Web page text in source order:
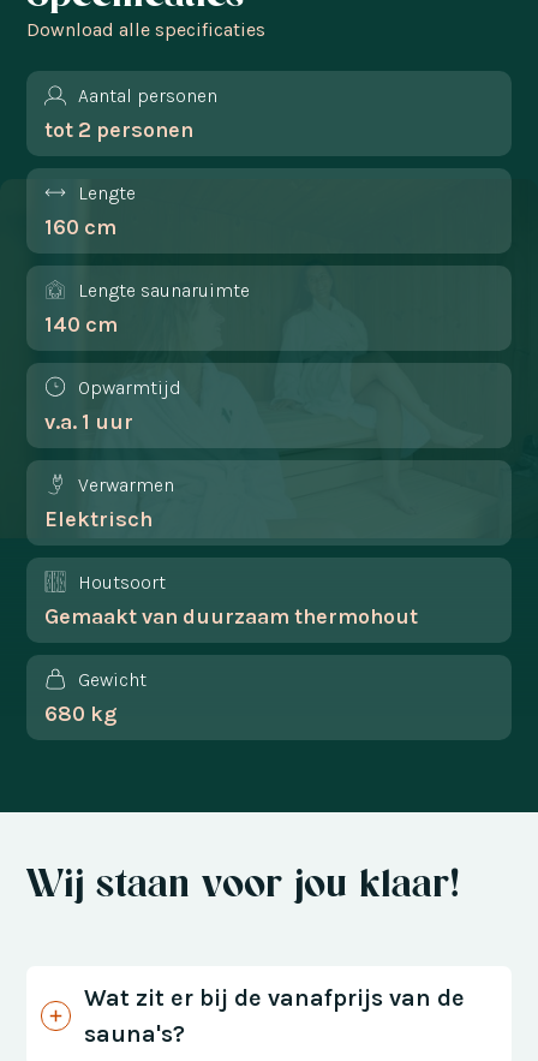
Download alle specificaties
Aantal personen
tot 2 personen
Lengte
160 cm
Lengte saunaruimte
140 cm
Opwarmtijd
v.a. 1 uur
Verwarmen
Elektrisch
Houtsoort
Gemaakt van duurzaam thermohout
Gewicht
680 kg
Wij staan voor jou klaar!
Wat zit er bij de vanafprijs van de
sauna's?